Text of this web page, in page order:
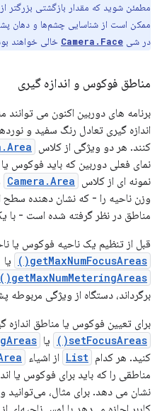
مطمئن شوید که مقدار بازگشتی بزرگتر
ممکن است از شناسایی چشم‌ها و دهان
در شی Camera.Face خالی خواهند
مناطق فوکوس و اندازه گیری
برنامه های دوربین اکنون می
اندازه گیری تعادل رنگ سفید و
کنند. هر دو ویژگی از کلاس
نمای فعلی دوربین که باید فوکوس
نمونه ای از کلاس Camera.Area
وزن ناحیه را - که نشان دهنده سطح
مناطق در نظر گرفته شده است -
قبل از تنظیم یک ناحیه فوکوس یا
getMaxNumFocusAreas() یا
getMaxNumMeteringAreas()
برگرداند، دستگاه از ویژگی مربوطه
برای تعیین فوکوس یا مناطق اندازه
setFocusAreas() یا
کنید. هر کدام List از اشیاء
مناطقی را که باید برای فوکوس یا
نشان می دهد. برای مثال، می‌توانید